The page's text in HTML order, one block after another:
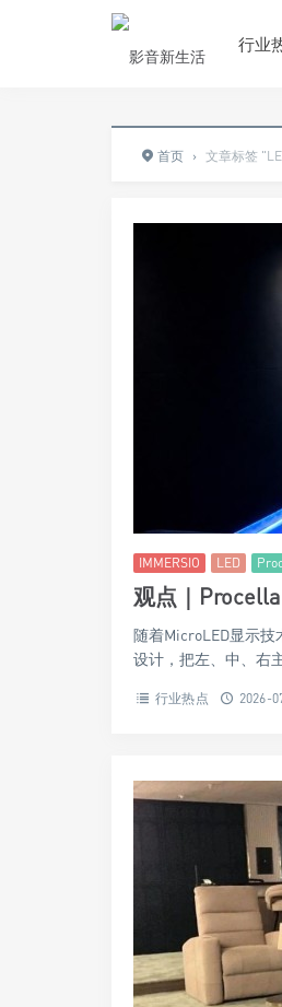
行业
首页 › 文章标签
IMMERSIO LED
观点｜
随着MicroLED显示
设计，把左、中、右
行业热点 2026-